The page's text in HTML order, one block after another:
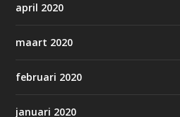
april 2020
maart 2020
februari 2020
januari 2020